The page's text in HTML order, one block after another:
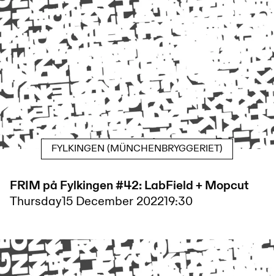
FYLKINGEN (MÜNCHENBRYGGERIET)
FRIM på Fylkingen #42: LabField + Mopcut
Thursday15 December 202219:30